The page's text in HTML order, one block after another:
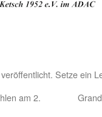
veröffentlicht. Setze ein
am 2.